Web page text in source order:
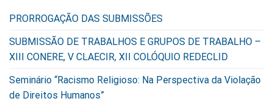
PRORROGAÇÃO DAS SUBMISSÕES
SUBMISSÃO DE TRABALHOS E GRUPOS DE TRABALHO –
XIII CONERE, V CLAECIR, XII COLÓQUIO REDECLID
Seminário “Racismo Religioso: Na Perspectiva da Violação
de Direitos Humanos”